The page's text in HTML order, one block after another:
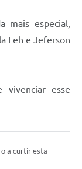
mais especial,
Leh e Jeferson
vivenciar esse
a curtir esta